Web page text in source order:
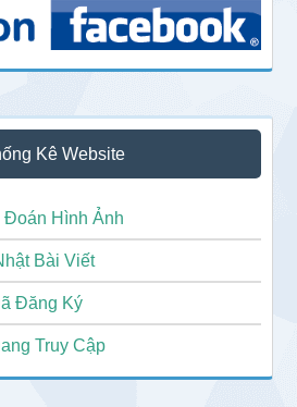
Kê Website
Hình Ảnh
Bài Viết
Đăng Ký
Truy Cập